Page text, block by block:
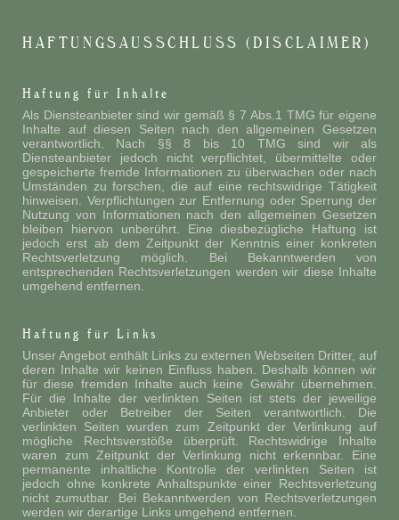
HAFTUNGSAUSSCHLUSS (DISCLAIMER)
Haftung für Inhalte
Als Diensteanbieter sind wir gemäß § 7 Abs.1 TMG für eigene
Inhalte auf diesen Seiten nach den allgemeinen Gesetzen
verantwortlich. Nach §§ 8 bis 10 TMG sind wir als
Diensteanbieter jedoch nicht verpflichtet, übermittelte oder
gespeicherte fremde Informationen zu überwachen oder nach
Umständen zu forschen, die auf eine rechtswidrige Tätigkeit
hinweisen. Verpflichtungen zur Entfernung oder Sperrung der
Nutzung von Informationen nach den allgemeinen Gesetzen
bleiben hiervon unberührt. Eine diesbezügliche Haftung ist
jedoch erst ab dem Zeitpunkt der Kenntnis einer konkreten
Rechtsverletzung möglich. Bei Bekanntwerden von
entsprechenden Rechtsverletzungen werden wir diese Inhalte
umgehend entfernen.
Haftung für Links
Unser Angebot enthält Links zu externen Webseiten Dritter, auf
deren Inhalte wir keinen Einfluss haben. Deshalb können wir
für diese fremden Inhalte auch keine Gewähr übernehmen.
Für die Inhalte der verlinkten Seiten ist stets der jeweilige
Anbieter oder Betreiber der Seiten verantwortlich. Die
verlinkten Seiten wurden zum Zeitpunkt der Verlinkung auf
mögliche Rechtsverstöße überprüft. Rechtswidrige Inhalte
waren zum Zeitpunkt der Verlinkung nicht erkennbar. Eine
permanente inhaltliche Kontrolle der verlinkten Seiten ist
jedoch ohne konkrete Anhaltspunkte einer Rechtsverletzung
nicht zumutbar. Bei Bekanntwerden von Rechtsverletzungen
werden wir derartige Links umgehend entfernen.